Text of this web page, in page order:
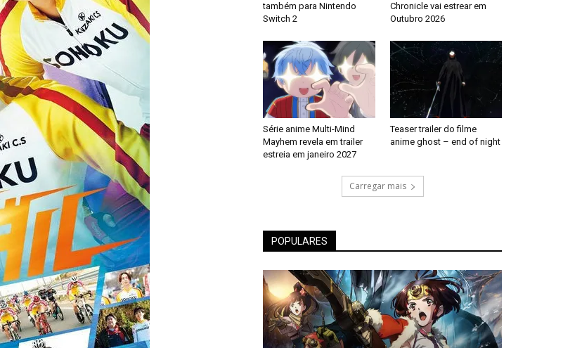
também para Nintendo
Switch 2
Chronicle vai estrear em
Outubro 2026
Série anime Multi-Mind
Mayhem revela em trailer
estreia em janeiro 2027
Teaser trailer do filme
anime ghost – end of night
Carregar mais
POPULARES